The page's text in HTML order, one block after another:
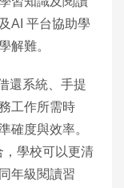
AI 平台協助學
解難。
還系統、手提
工作所需時
確度與效率。
，學校可以更清
年級閱讀習